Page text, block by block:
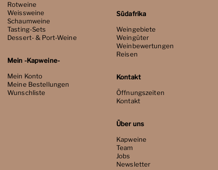
Rotweine
Weissweine
Schaumweine
Tasting-Sets
Dessert- & Port-Weine
Mein -Kapweine-
Mein Konto
Meine Bestellungen
Wunschliste
Südafrika
Weingebiete
Weingüter
Weinbewertungen
Reisen
Kontakt
Öffnungszeiten
Kontakt
Über uns
Kapweine
Team
Jobs
Newsletter